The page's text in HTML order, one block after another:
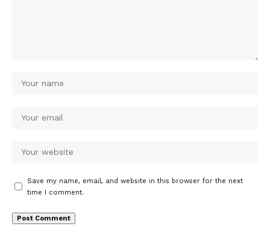
Save my name, email, and website in this browser for the next
time I comment.